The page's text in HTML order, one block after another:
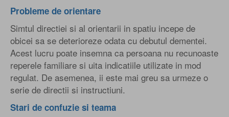
Probleme de orientare
Simtul directiei si al orientarii in spatiu incepe de
obicei sa se deterioreze odata cu debutul dementei.
Acest lucru poate insemna ca persoana nu recunoaste
reperele familiare si uita indicatiile utilizate in mod
regulat. De asemenea, ii este mai greu sa urmeze o
serie de directii si instructiuni.
Stari de confuzie si teama